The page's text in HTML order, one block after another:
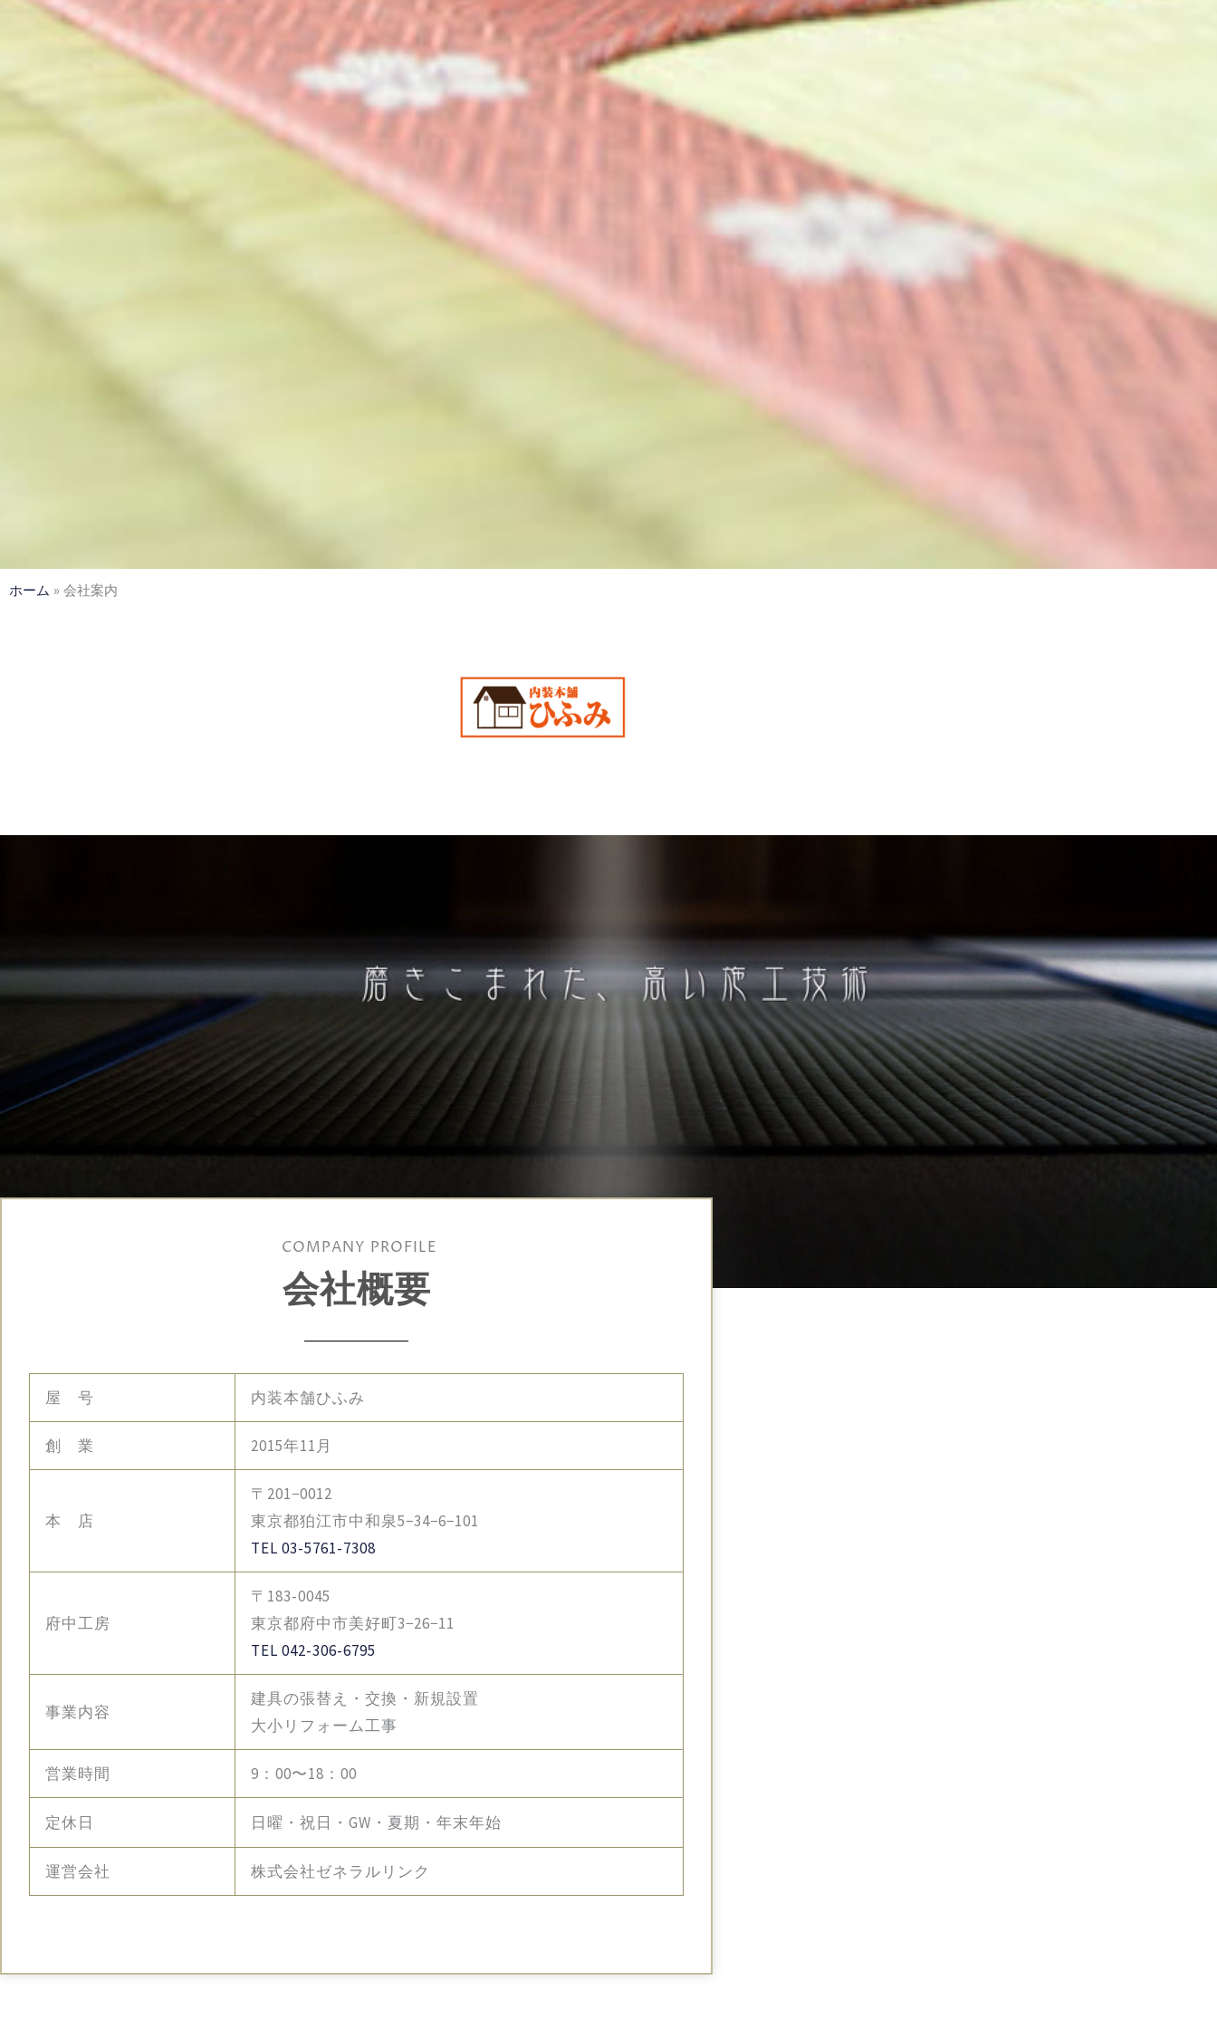
ホーム » 会社案内
COMPANY PROFILE
会社概要
屋 号 内装本舗ひふみ
創 業 2015年11月
本 店
〒201−0012
東京都狛江市中和泉5−34−6−101
TEL 03-5761-7308
府中工房
〒183-0045
東京都府中市美好町3−26−11
TEL 042-306-6795
事業内容
建具の張替え・交換・新規設置
大小リフォーム工事
営業時間 9：00〜18：00
定休日 日曜・祝日・GW・夏期・年末年始
運営会社 株式会社ゼネラルリンク